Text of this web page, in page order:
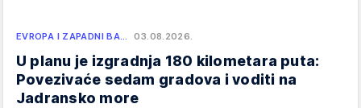
EVROPA I ZAPADNI BA… 03.08.2026.
U planu je izgradnja 180 kilometara puta:
Povezivaće sedam gradova i voditi na
Jadransko more